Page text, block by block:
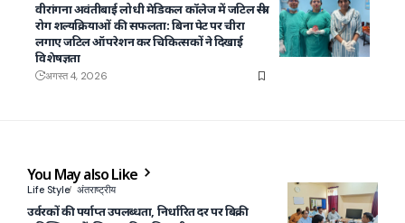
वीरांगना अवंतीबाई लोधी मेडिकल कॉलेज में जटिल स्त्री
रोग शल्यक्रियाओं की सफलता: बिना पेट पर चीरा
लगाए जटिल ऑपरेशन कर चिकित्सकों ने दिखाई
विशेषज्ञता
अगस्त 4, 2026
You May also Like
Life Style अंतराष्ट्रीय
उर्वरकों की पर्याप्त उपलब्धता, निर्धारित दर पर बिक्री